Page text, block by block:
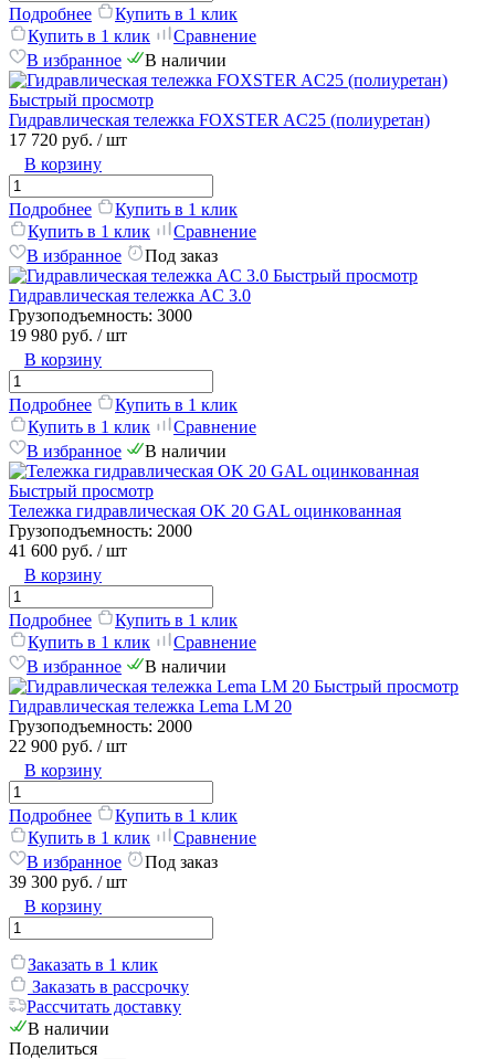
Подробнее
Купить в 1 клик
Купить в 1 клик
Сравнение
В избранное
В наличии
Быстрый просмотр
Гидравлическая тележка FOXSTER AC25 (полиуретан)
17 720 руб. / шт
В корзину
Подробнее
Купить в 1 клик
Купить в 1 клик
Сравнение
В избранное
Под заказ
Быстрый просмотр
Гидравлическая тележка AC 3.0
Грузоподъемность: 3000
19 980 руб. / шт
В корзину
Подробнее
Купить в 1 клик
Купить в 1 клик
Сравнение
В избранное
В наличии
Быстрый просмотр
Тележка гидравлическая OK 20 GAL оцинкованная
Грузоподъемность: 2000
41 600 руб. / шт
В корзину
Подробнее
Купить в 1 клик
Купить в 1 клик
Сравнение
В избранное
В наличии
Быстрый просмотр
Гидравлическая тележка Lema LM 20
Грузоподъемность: 2000
22 900 руб. / шт
В корзину
Подробнее
Купить в 1 клик
Купить в 1 клик
Сравнение
В избранное
Под заказ
39 300 руб. / шт
В корзину
Заказать в 1 клик
Заказать в рассрочку
Рассчитать доставку
В наличии
Поделиться